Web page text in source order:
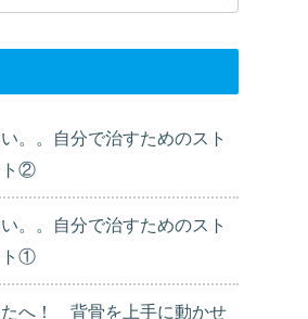
。。自分で治すためのスト
ト②
。。自分で治すためのスト
ト①
たへ！ 背骨を上手に動かせ